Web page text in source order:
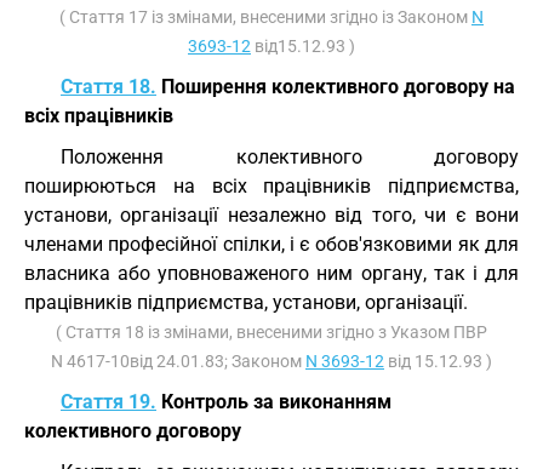
( Стаття 17 із змінами, внесеними згідно із Законом N
3693-12 від15.12.93 )
Стаття 18. Поширення колективного договору на
всіх працівників
Положення колективного договору
поширюються на всіх працівників підприємства,
установи, організації незалежно від того, чи є вони
членами професійної спілки, і є обов'язковими як для
власника або уповноваженого ним органу, так і для
працівників підприємства, установи, організації.
( Стаття 18 із змінами, внесеними згідно з Указом ПВР
N 4617-10від 24.01.83; Законом N 3693-12 від 15.12.93 )
Стаття 19. Контроль за виконанням
колективного договору